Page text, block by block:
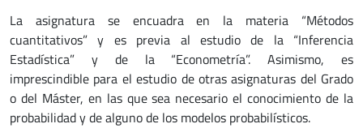
La asignatura se encuadra en la materia “Métodos
cuantitativos” y es previa al estudio de la “Inferencia
Estadística” y de la “Econometría”. Asimismo, es
imprescindible para el estudio de otras asignaturas del Grado
o del Máster, en las que sea necesario el conocimiento de la
probabilidad y de alguno de los modelos probabilísticos.